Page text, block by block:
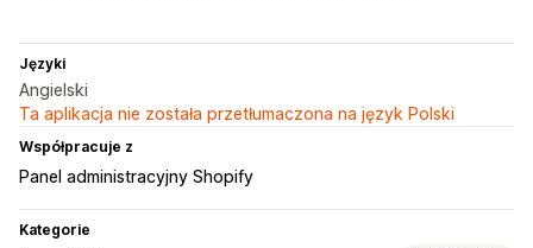
Języki
Angielski
Ta aplikacja nie została przetłumaczona na język Polski
Współpracuje z
Panel administracyjny Shopify
Kategorie